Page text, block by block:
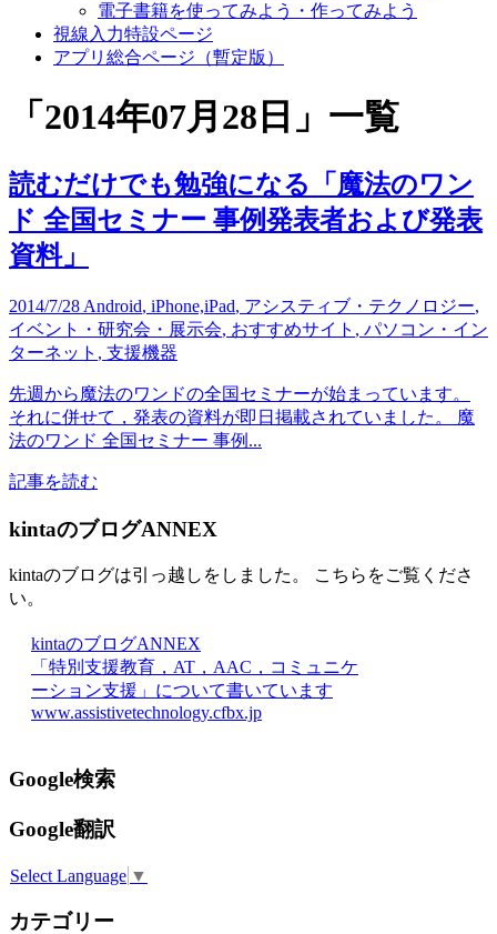
電子書籍を使ってみよう・作ってみよう
視線入力特設ページ
アプリ総合ページ（暫定版）
「 2014年07月28日 」 一覧
読むだけでも勉強になる「魔法のワン
ド 全国セミナー 事例発表者および発表
資料」
2014/7/28 Android, iPhone,iPad, アシスティブ・テクノロジー,
イベント・研究会・展示会, おすすめサイト , パソコン・イン
ターネット , 支援機器
先週から魔法のワンドの全国セミナーが始まっています。
それに併せて，発表の資料が即日掲載されていました。 魔
法のワンド 全国セミナー 事例...
記事を読む
kintaのブログANNEX
kintaのブログは引っ越しをしました。 こちらをご覧くださ
い。
kintaのブログANNEX
「特別支援教育，AT，AAC，コミュニケ
ーション支援」について書いています
www.assistivetechnology.cfbx.jp
Google検索
Google翻訳
Select Language ▼
カテゴリー